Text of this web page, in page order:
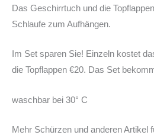
Das Geschirrtuch und die
Schlaufe zum Aufhängen.
Im Set sparen Sie! Einzeln kostet
die Topflappen €20. Das Set
waschbar bei 30° C
Mehr Schürzen und anderen Artikel